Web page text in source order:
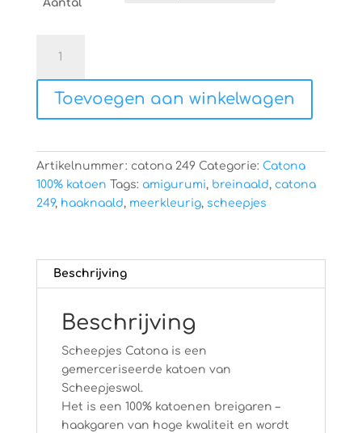
Aantal
Catona
249
aantal
Toevoegen aan winkelwagen
Artikelnummer: catona 249 Categorie: Catona
100% katoen Tags: amigurumi, breinaald, catona
249, haaknaald, meerkleurig, scheepjes
Beschrijving
Beschrijving
Scheepjes Catona is een
gemerceriseerde katoen van
Scheepjeswol.
Het is een 100% katoenen breigaren –
haakgaren van hoge kwaliteit en wordt